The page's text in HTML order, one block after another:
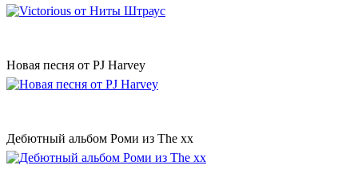
Новая песня от PJ Harvey
Дебютный альбом Роми из The xx